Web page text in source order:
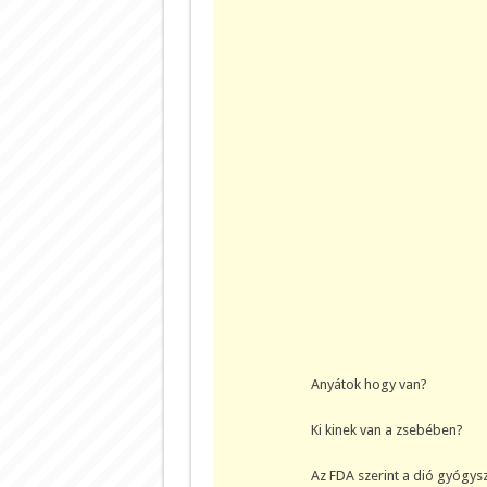
Anyátok hogy van?
Ki kinek van a zsebében?
Az FDA szerint a dió